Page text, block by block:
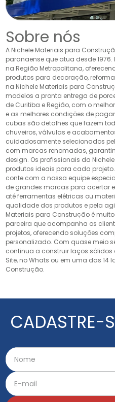
Sobre nós
A Nichele Materiais para
paranaense que atua desde
na Região Metropolitana,
produtos para decoração,
na Nichele Materiais para
modelos a pronta entrega de
de Curitiba e Região, com o
e as melhores condições de
cubas são detalhes que fazem
chuveiros, válvulas e
cuidadosamente selecionados
com marcas renomadas,
design. Os profissionais da
produtos ideais para cada
conte com a nossa equipe
de grandes marcas para acertar
até ferramentas elétricas ou
qualidade dos produtos e pela
Materiais para Construção é
parceira que acompanha os
projetos, oferecendo soluções
personalizado. Com quase meio
continua a construir laços sólidos
Site, no Whats ou em uma das 14
Construção.
CADASTRE-